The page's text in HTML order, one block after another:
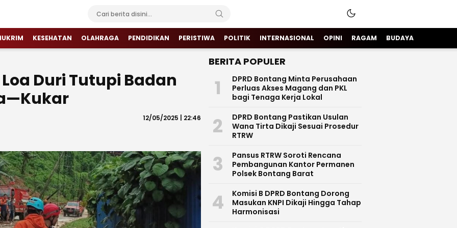
KESEHATAN OLAHRAGA PENDIDIKAN PERISTIWA POLITIK INTERNASIONAL OPINI RAGAM BUDAYA
Duri Tutupi Badan
12/05/2025 | 22:46
BERITA POPULER
1
DPRD Bontang Minta Perusahaan
Perluas Akses Magang dan PKL
bagi Tenaga Kerja Lokal
2
DPRD Bontang Pastikan Usulan
Wana Tirta Dikaji Sesuai Prosedur
RTRW
3
Pansus RTRW Soroti Rencana
Pembangunan Kantor Permanen
Polsek Bontang Barat
4
Komisi B DPRD Bontang Dorong
Masukan KNPI Dikaji Hingga Tahap
Harmonisasi